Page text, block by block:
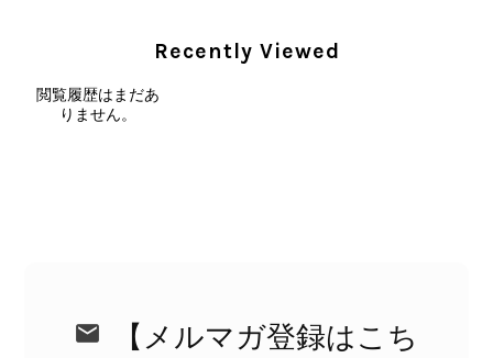
ンクを表示しております。これは、外
時の見落としとして真摯に受け止め、
検品方法と状態の伝え方を改めて見直
Recently Viewed
閲覧履歴はまだあ
りません。
【メルマガ登録はこち